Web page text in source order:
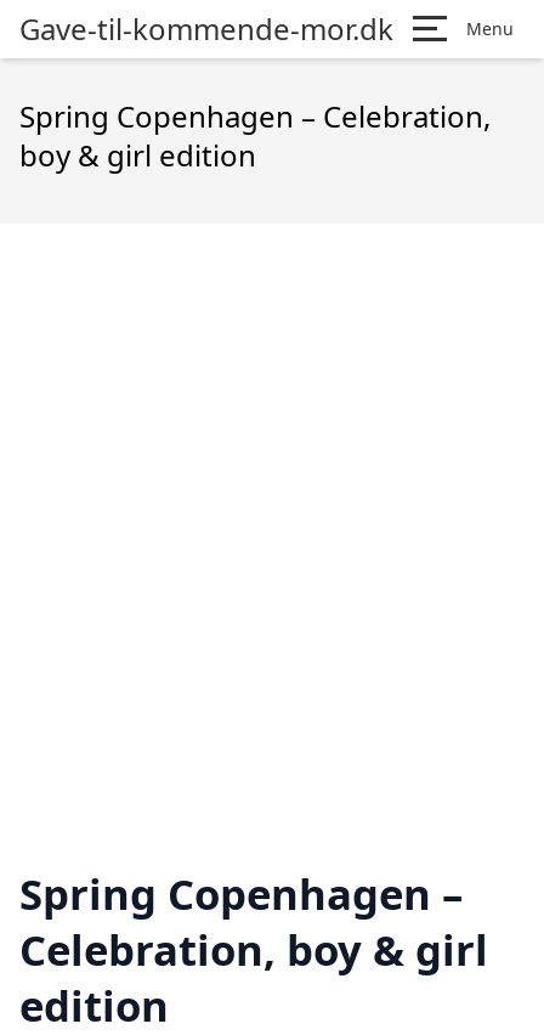
Gave-til-kommende-mor.dk Menu
Spring Copenhagen – Celebration,
boy & girl edition
Spring Copenhagen –
Celebration, boy & girl
edition